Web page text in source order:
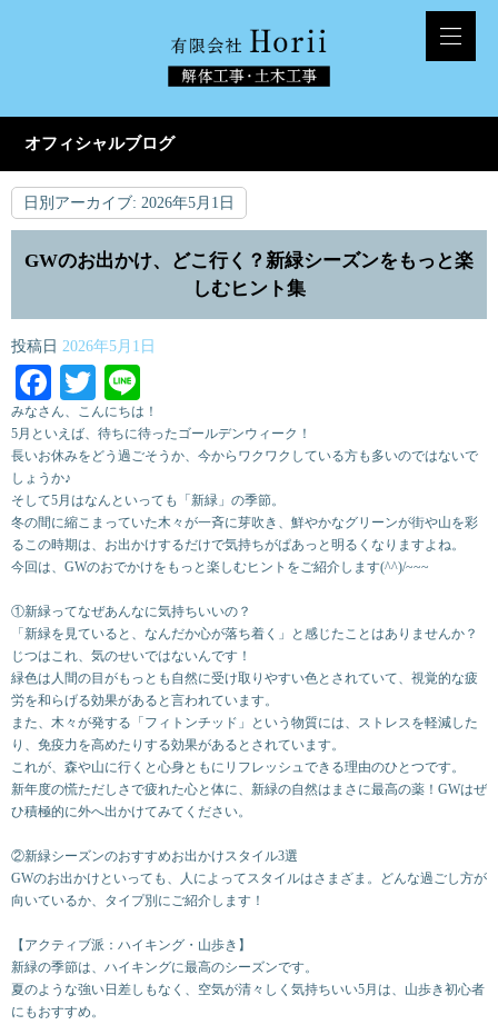
オフィシャルブログ
日別アーカイブ: 2026年5月1日
GWのお出かけ、どこ行く？新緑シーズンをもっと楽
しむヒント集
投稿日 2026年5月1日
Facebook
Twitter
みなさん、こんにちは！
5月といえば、待ちに待ったゴールデンウィーク！
長いお休みをどう過ごそうか、今からワクワクしている方も多いのではないで
しょうか♪
そして5月はなんといっても「新緑」の季節。
冬の間に縮こまっていた木々が一斉に芽吹き、鮮やかなグリーンが街や山を彩
るこの時期は、お出かけするだけで気持ちがぱあっと明るくなりますよね。
今回は、GWのおでかけをもっと楽しむヒントをご紹介します(^^)/~~~
①新緑ってなぜあんなに気持ちいいの？
「新緑を見ていると、なんだか心が落ち着く」と感じたことはありませんか？
じつはこれ、気のせいではないんです！
緑色は人間の目がもっとも自然に受け取りやすい色とされていて、視覚的な疲
労を和らげる効果があると言われています。
また、木々が発する「フィトンチッド」という物質には、ストレスを軽減した
り、免疫力を高めたりする効果があるとされています。
これが、森や山に行くと心身ともにリフレッシュできる理由のひとつです。
新年度の慌ただしさで疲れた心と体に、新緑の自然はまさに最高の薬！GWはぜ
ひ積極的に外へ出かけてみてください。
②新緑シーズンのおすすめお出かけスタイル3選
GWのお出かけといっても、人によってスタイルはさまざま。どんな過ごし方が
向いているか、タイプ別にご紹介します！
【アクティブ派：ハイキング・山歩き】
新緑の季節は、ハイキングに最高のシーズンです。
夏のような強い日差しもなく、空気が清々しく気持ちいい5月は、山歩き初心者
にもおすすめ。